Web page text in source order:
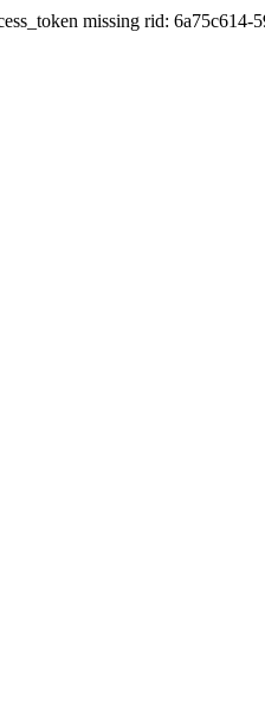
missing rid: 6a75c614-